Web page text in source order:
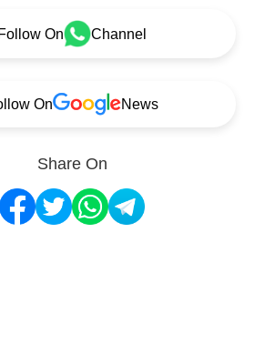
Follow On Channel
On News
Share On